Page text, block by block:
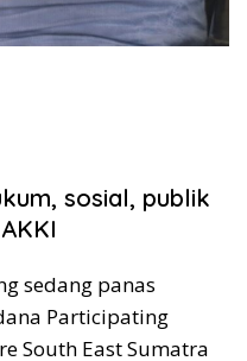
sosial, publik
sedang panas
Participating
South East Sumatra